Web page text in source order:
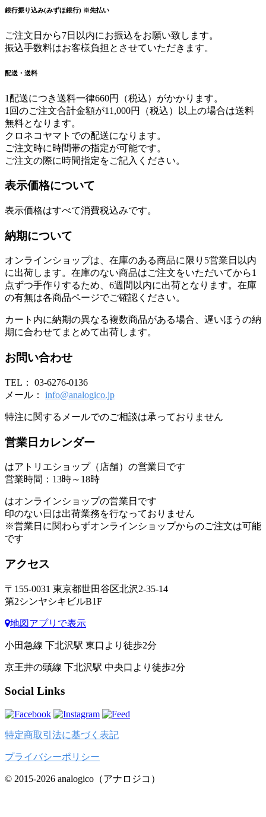
銀行振り込み(みずほ銀行) ※先払い
ご注文日から7日以内にお振込をお願い致します。
振込手数料はお客様負担とさせていただきます。
配送・送料
1配送につき送料一律660円（税込）がかかります。
1回のご注文合計金額が11,000円（税込）以上の場合は送料
無料となります。
クロネコヤマトでの配送になります。
ご注文時に時間帯の指定が可能です。
ご注文の際に時間指定をご記入ください。
表示価格について
表示価格はすべて消費税込みです。
納期について
オンラインショップは、在庫のある商品に限り5営業日以内
に出荷します。在庫のない商品はご注文をいただいてから1
点ずつ手作りするため、6週間以内に出荷となります。在庫
の有無は各商品ページでご確認ください。
カート内に納期の異なる複数商品がある場合、遅いほうの納
期に合わせてまとめて出荷します。
お問い合わせ
TEL： 03-6276-0136
メール： info@analogico.jp
特注に関するメールでのご相談は承っておりません
営業日カレンダー
はアトリエショップ（店舗）の営業日です
営業時間：13時～18時
はオンラインショップの営業日です
印のない日は出荷業務を行なっておりません
※営業日に関わらずオンラインショップからのご注文は可能
です
アクセス
〒155-0031 東京都世田谷区北沢2-35-14
第2シンヤシキビルB1F
地図アプリで表示
小田急線 下北沢駅 東口より徒歩2分
京王井の頭線 下北沢駅 中央口より徒歩2分
Social Links
特定商取引法に基づく表記
プライバシーポリシー
© 2015-2026 analogico（アナロジコ）